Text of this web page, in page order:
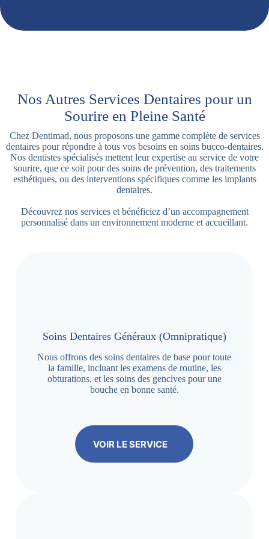
Nos Autres Services Dentaires pour un
Sourire en Pleine Santé
Chez Dentimad, nous proposons une gamme complète de services
dentaires pour répondre à tous vos besoins en soins bucco-dentaires.
Nos dentistes spécialisés mettent leur expertise au service de votre
sourire, que ce soit pour des soins de prévention, des traitements
esthétiques, ou des interventions spécifiques comme les implants
dentaires.
Découvrez nos services et bénéficiez d’un accompagnement
personnalisé dans un environnement moderne et accueillant.
Soins Dentaires Généraux (Omnipratique)
Nous offrons des soins dentaires de base pour toute
la famille, incluant les examens de routine, les
obturations, et les soins des gencives pour une
bouche en bonne santé.
VOIR LE SERVICE